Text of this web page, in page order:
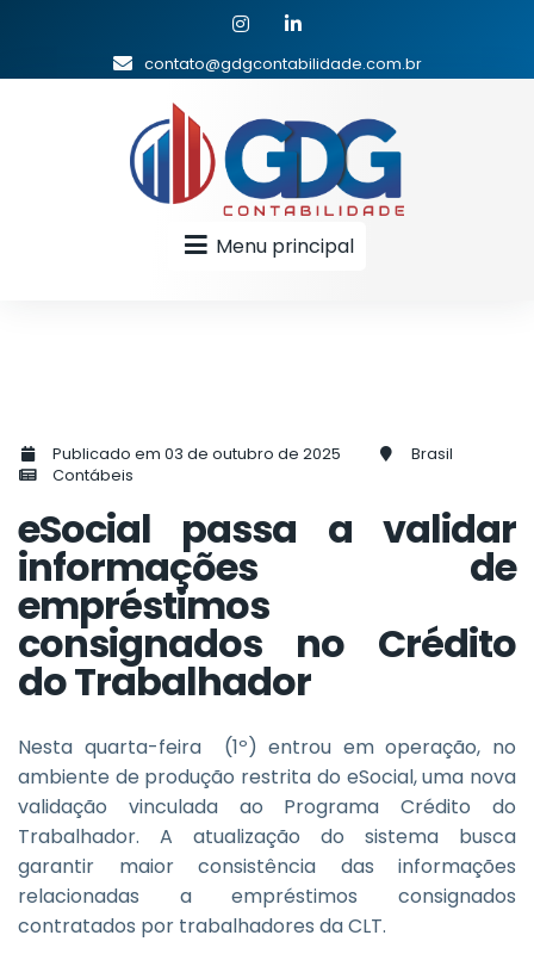
contato@gdgcontabilidade.com.br
Menu principal
Publicado em 03 de outubro de 2025
Brasil
Contábeis
eSocial passa a validar
informações de
empréstimos
consignados no Crédito
do Trabalhador
Nesta quarta-feira (1º) entrou em operação, no
ambiente de produção restrita do eSocial, uma nova
validação vinculada ao Programa Crédito do
Trabalhador. A atualização do sistema busca
garantir maior consistência das informações
relacionadas a empréstimos consignados
contratados por trabalhadores da CLT.